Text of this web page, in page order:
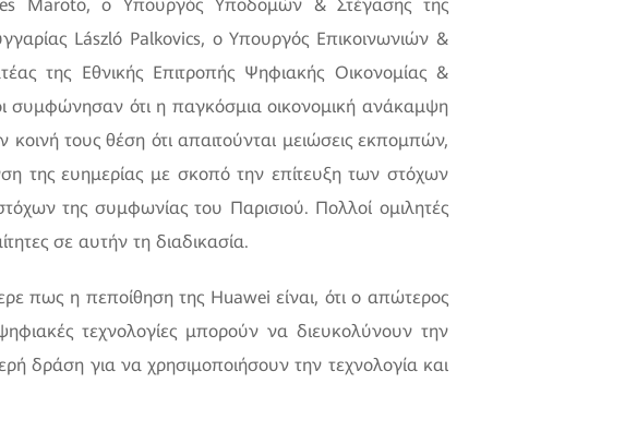
Maroto, ο Υπουργός Υποδομών & Στέγασης της
László Palkovics, ο Υπουργός Επικοινωνιών &
της Εθνικής Επιτροπής Ψηφιακής Οικονομίας &
συμφώνησαν ότι η παγκόσμια οικονομική ανάκαμψη
τους θέση ότι απαιτούνται μειώσεις εκπομπών,
της ευημερίας με σκοπό την επίτευξη των στόχων
της συμφωνίας του Παρισιού. Πολλοί ομιλητές
σε αυτήν τη διαδικασία.
πως η πεποίθηση της Huawei είναι, ότι ο απώτερος
τεχνολογίες μπορούν να διευκολύνουν την
δράση για να χρησιμοποιήσουν την τεχνολογία και